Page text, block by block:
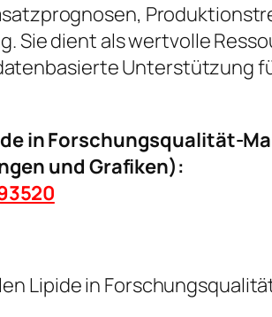
dient als wertvolle
Unterstützung
in Forschungsqualität-
und Grafiken):
Lipide in